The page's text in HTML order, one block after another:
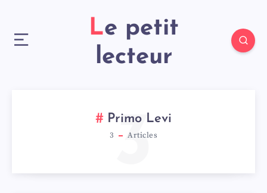
Le petit
lecteur
Primo Levi
3 Articles
3